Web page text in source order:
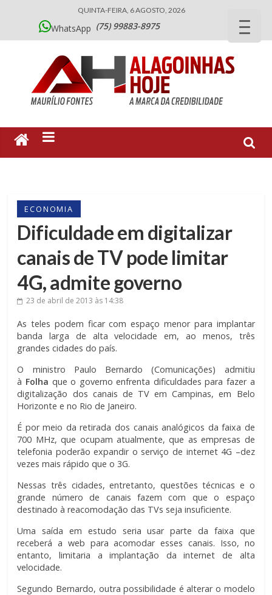
QUINTA-FEIRA, 6 AGOSTO, 2026
WhatsApp (75) 99883-8975
ECONOMIA
Dificuldade em digitalizar
canais de TV pode limitar
4G, admite governo
23 de abril de 2013 às 14:38
As teles podem ficar com espaço menor para implantar
banda larga de alta velocidade em, ao menos, três
grandes cidades do país.
O ministro Paulo Bernardo (Comunicações) admitiu
à Folha que o governo enfrenta dificuldades para fazer a
digitalização dos canais de TV em Campinas, em Belo
Horizonte e no Rio de Janeiro.
É por meio da retirada dos canais analógicos da faixa de
700 MHz, que ocupam atualmente, que as empresas de
telefonia poderão expandir o serviço de internet 4G –dez
vezes mais rápido que o 3G.
Nessas três cidades, entretanto, questões técnicas e o
grande número de canais fazem com que o espaço
destinado à reacomodação das TVs seja insuficiente.
Uma saída em estudo seria usar parte da faixa que
receberá a web para acomodar esses canais. Isso, no
entanto, limitaria a implantação da internet de alta
velocidade.
Segundo Bernardo, outra possibilidade é alterar o modelo